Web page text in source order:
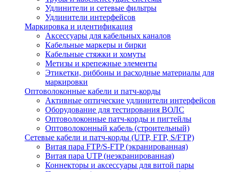
Удлинители и сетевые фильтры
Удлинители интерфейсов
Маркировка и идентификация
Аксессуары для кабельных каналов
Кабельные маркеры и бирки
Кабельные стяжки и хомуты
Метизы и крепежные элементы
Этикетки, риббоны и расходные материалы для
маркировки
Оптоволоконные кабели и патч-корды
Активные оптические удлинители интерфейсов
Оборудование для тестирования ВОЛС
Оптоволоконные патч-корды и пигтейлы
Оптоволоконный кабель (строительный)
Сетевые кабели и патч-корды (UTP, FTP, S/FTP)
Витая пара FTP/S-FTP (экранированная)
Витая пара UTP (неэкранированная)
Коннекторы и аксессуары для витой пары